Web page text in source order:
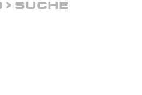
SUCHE